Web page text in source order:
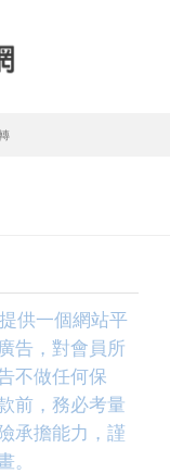
供一個網站平
告，對會員所
不做任何保
前，務必考量
承擔能力，謹
。